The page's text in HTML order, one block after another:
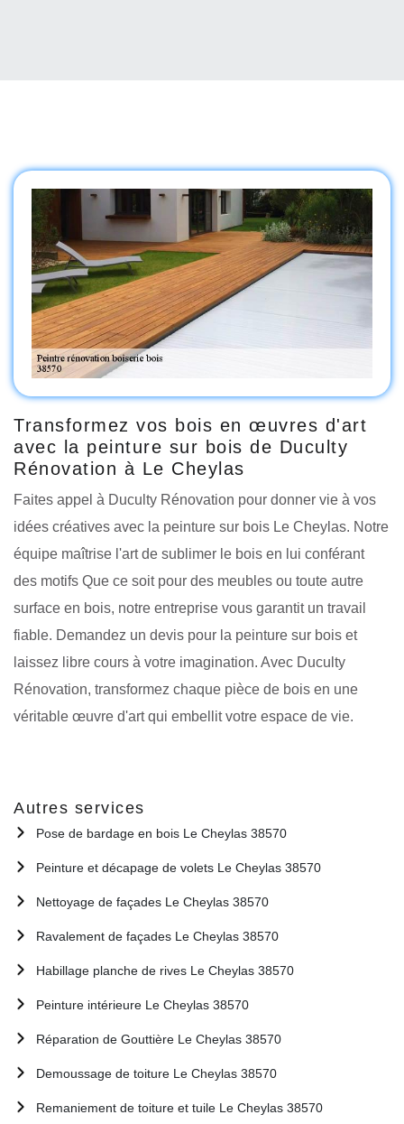
Transformez vos bois en œuvres d'art
avec la peinture sur bois de Duculty
Rénovation à Le Cheylas
Faites appel à Duculty Rénovation pour donner vie à vos
idées créatives avec la peinture sur bois Le Cheylas. Notre
équipe maîtrise l'art de sublimer le bois en lui conférant
des motifs Que ce soit pour des meubles ou toute autre
surface en bois, notre entreprise vous garantit un travail
fiable. Demandez un devis pour la peinture sur bois et
laissez libre cours à votre imagination. Avec Duculty
Rénovation, transformez chaque pièce de bois en une
véritable œuvre d'art qui embellit votre espace de vie.
Autres services
Pose de bardage en bois Le Cheylas 38570
Peinture et décapage de volets Le Cheylas 38570
Nettoyage de façades Le Cheylas 38570
Ravalement de façades Le Cheylas 38570
Habillage planche de rives Le Cheylas 38570
Peinture intérieure Le Cheylas 38570
Réparation de Gouttière Le Cheylas 38570
Demoussage de toiture Le Cheylas 38570
Remaniement de toiture et tuile Le Cheylas 38570